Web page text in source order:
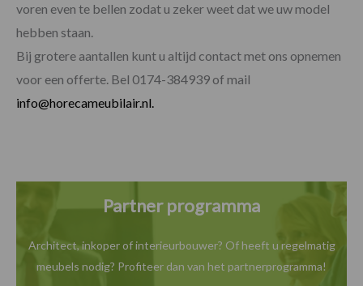
voren even te bellen zodat u zeker weet dat we uw model
hebben staan.
Bij grotere aantallen kunt u altijd contact met ons opnemen
voor een offerte. Bel 0174-384939 of mail
info@horecameubilair.nl.
Partner programma
Architect, inkoper of interieurbouwer? Of heeft u regelmatig
meubels nodig? Profiteer dan van het partnerprogramma!